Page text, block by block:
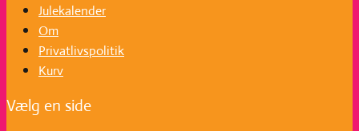
Julekalender
Om
Privatlivspolitik
Kurv
Vælg en side